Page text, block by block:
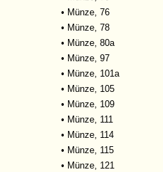
• Münze, 76
• Münze, 78
• Münze, 80a
• Münze, 97
• Münze, 101a
• Münze, 105
• Münze, 109
• Münze, 111
• Münze, 114
• Münze, 115
• Münze, 121